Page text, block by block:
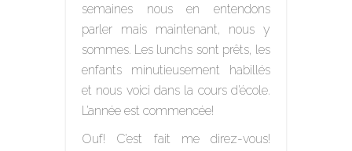
semaines nous en entendons
parler mais maintenant, nous y
sommes. Les lunchs sont prêts, les
enfants minutieusement habillés
et nous voici dans la cours d’école.
L’année est commencée!
Ouf! C’est fait me direz-vous!